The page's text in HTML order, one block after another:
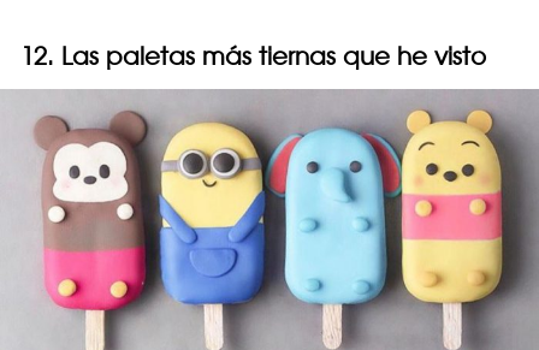
12. Las paletas más tiernas que he visto